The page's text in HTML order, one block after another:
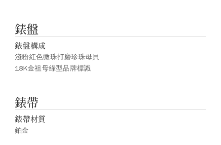
錶盤
錶盤構成
淺粉紅色微珠打磨珍珠母貝
18K金祖母綠型品牌標識
錶帶
錶帶材質
鉑金